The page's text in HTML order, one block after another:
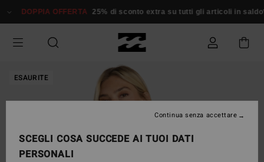
alle
prodotto
DOPPIA OFFERTA 25% di sconto extra su tutti gli articoli in saldo*
ESAURITE
SCEGLI COSA SUCCEDE AI TUOI DATI
PERSONALI
Continua senza accettare